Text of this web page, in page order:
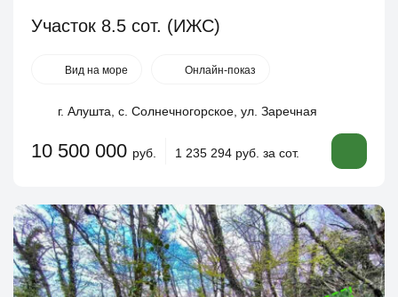
Участок 8.5 сот. (ИЖС)
Вид на море Онлайн-показ
г. Алушта, с. Солнечногорское, ул. Заречная
10 500 000 руб. 1 235 294 руб. за сот.